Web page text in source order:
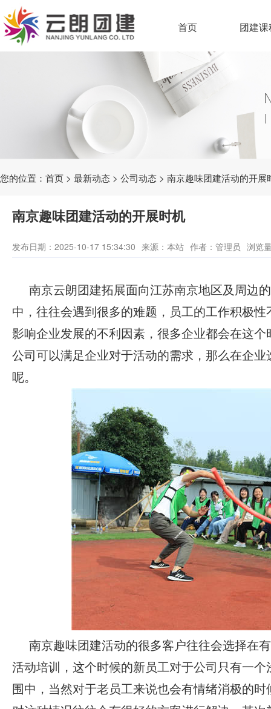
首页 团建
您的位置： 首页 > 最新动态 > 公司动态 > 南京趣味团建活动的开展
南京趣味团建活动的开展时机
发布日期：2025-10-17 15:34:30 来源：本站 作者：管理员 浏览
南京云朗团建拓展面向江苏南京地区及周边
中，往往会遇到很多的难题，员工的工作积极
影响企业发展的不利因素，很多企业都会在这
公司可以满足企业对于活动的需求，那么在企
呢。
南京趣味团建活动的很多客户往往会选择在
活动培训
，这个时候的新员工对于公司只有一
围中，当然对于老员工来说也会有情绪消极的